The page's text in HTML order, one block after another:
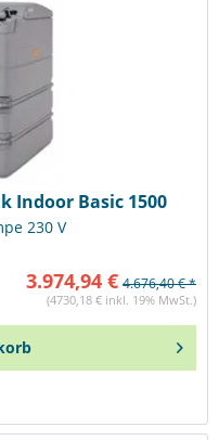
Indoor Basic 1500
230 V
3.974,94 € 4.676,40 € *
(4730,18 € inkl. 19% MwSt.)